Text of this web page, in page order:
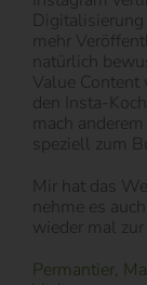
mehr
natürlich
Value Content
den Insta-
mach
speziell zum
Mir hat das
nehme es
wieder mal
Permantier,